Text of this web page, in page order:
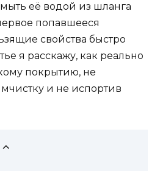
её водой из шланга
попавшееся
свойства быстро
я расскажу, как реально
покрытию, не
и не испортив